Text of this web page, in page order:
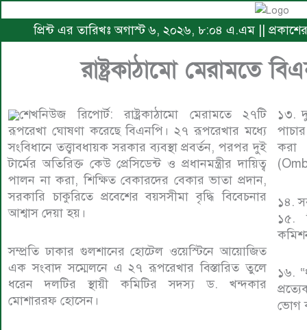
প্রিন্ট এর তারিখঃ অগাস্ট ৬, ২০২৬, ৮:০৪ এ.এম ||
রাষ্ট্রকাঠামো মেরামতে
শেখনিউজ রিপোর্ট: রাষ্ট্রকাঠামো মেরামতে ২৭টি
রূপরেখা ঘোষণা করেছে বিএনপি। ২৭ রূপরেখার মধ্যে
সংবিধানে তত্ত্বাবধায়ক সরকার ব্যবস্থা প্রবর্তন, পরপর দুই
টার্মের অতিরিক্ত কেউ প্রেসিডেন্ট ও প্রধানমন্ত্রীর দায়িত্ব
পালন না করা, শিক্ষিত বেকারদের বেকার ভাতা প্রদান,
সরকারি চাকুরিতে প্রবেশের বয়সসীমা বৃদ্ধি বিবেচনার
আশ্বাস দেয়া হয়।
সম্প্রতি ঢাকার গুলশানের হোটেল ওয়েস্টিনে আয়োজিত
এক সংবাদ সম্মেলনে এ ২৭ রূপরেখার বিস্তারিত তুলে
ধরেন দলটির স্থায়ী কমিটির সদস্য ড. খন্দকার
মোশাররফ হোসেন।
১৩.
করা
১৪.
১৫.
১৬.
ভোগ